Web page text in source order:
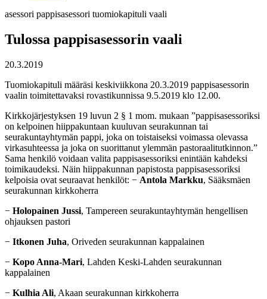
asessori pappisasessori tuomiokapituli vaali
Tulossa pappisasessorin vaali
20.3.2019
Tuomiokapituli määräsi keskiviikkona 20.3.2019 pappisasessorin
vaalin toimitettavaksi rovastikunnissa 9.5.2019 klo 12.00.
Kirkkojärjestyksen 19 luvun 2 § 1 mom. mukaan ”pappisasessoriksi
on kelpoinen hiippakuntaan kuuluvan seurakunnan tai
seurakuntayhtymän pappi, joka on toistaiseksi voimassa olevassa
virkasuhteessa ja joka on suorittanut ylemmän pastoraalitutkinnon.”
Sama henkilö voidaan valita pappisasessoriksi enintään kahdeksi
toimikaudeksi. Näin hiippakunnan papistosta pappisasessoriksi
kelpoisia ovat seuraavat henkilöt: − Antola Markku, Sääksmäen
seurakunnan kirkkoherra
− Holopainen Jussi, Tampereen seurakuntayhtymän hengellisen
ohjauksen pastori
− Itkonen Juha, Oriveden seurakunnan kappalainen
− Kopo Anna-Mari, Lahden Keski-Lahden seurakunnan
kappalainen
− Kulhia Ali, Akaan seurakunnan kirkkoherra